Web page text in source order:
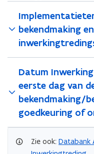
bekendmaking
Datum
eerste dag van
bekendmaking/
goedkeuring of
Zie ook: Databank